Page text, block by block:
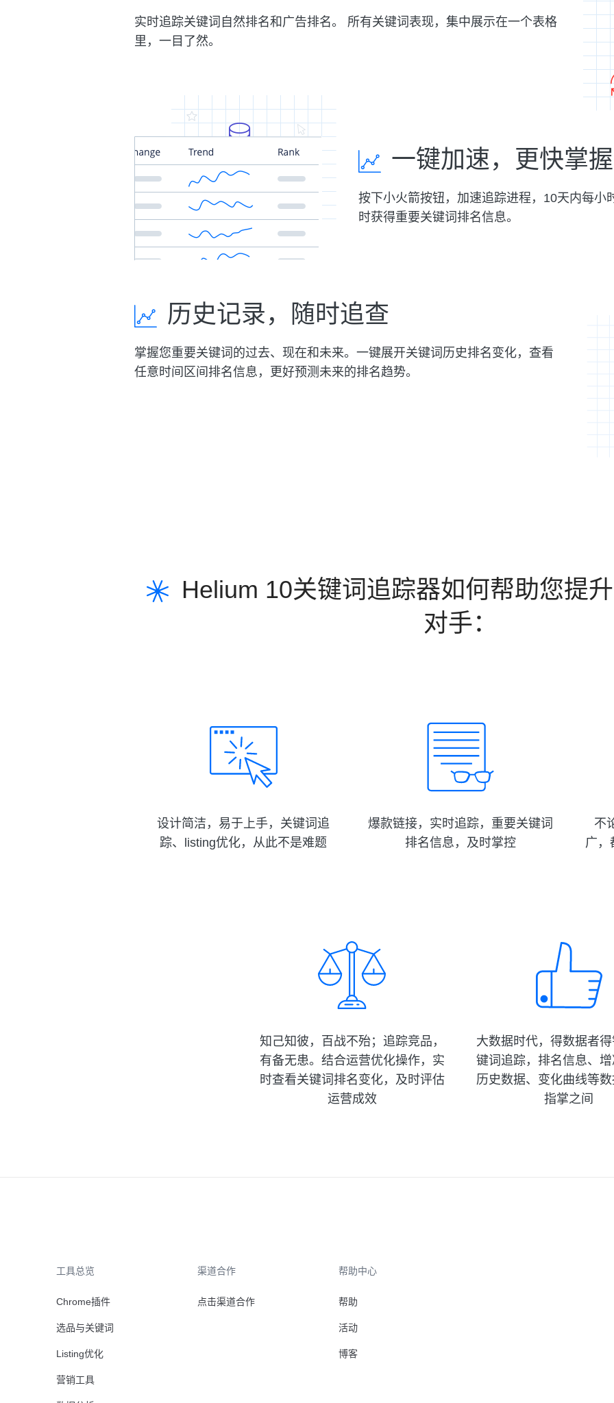
实时追踪关键词自然排名和广告排名。 所有关键词表现，集中展示在一个表格
里，一目了然。
一键加速，更快掌握
按下小火箭按钮，加速追踪进程，10天内每小
时获得重要关键词排名信息。
历史记录，随时追查
掌握您重要关键词的过去、现在和未来。一键展开关键词历史排名变化，查看
任意时间区间排名信息，更好预测未来的排名趋势。
Helium 10关键词追踪器如何帮助您提
对手：
设计简洁，易于上手，关键词追
踪、listing优化，从此不是难题
爆款链接，实时追踪，重要关键词
排名信息，及时掌控
不
广，
知己知彼，百战不殆；追踪竞品，
有备无患。结合运营优化操作，实
时查看关键词排名变化，及时评估
运营成效
大数据时代，得数据者
键词追踪，排名信息、
历史数据、变化曲线等
指掌之间
工具总览
Chrome插件
选品与关键词
Listing优化
营销工具
渠道合作
点击渠道合作
帮助中心
帮助
活动
博客